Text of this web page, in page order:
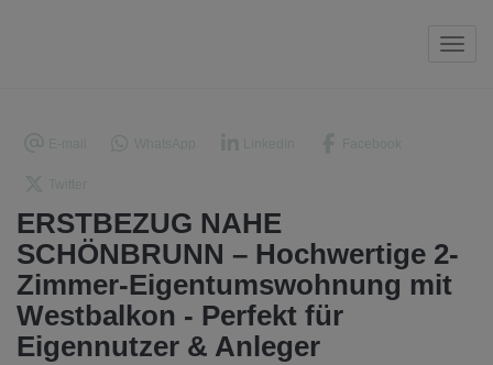
ERSTBEZUG NAHE
SCHÖNBRUNN – Hochwertige 2-
Zimmer-Eigentumswohnung mit
Westbalkon - Perfekt für
Eigennutzer & Anleger